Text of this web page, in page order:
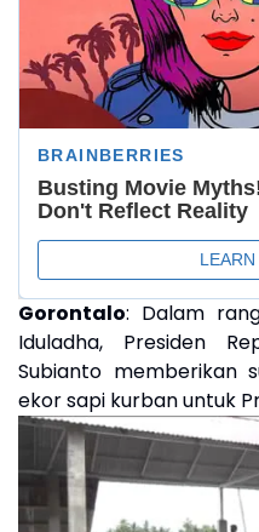
Gorontalo: Dalam
Iduladha, Presiden
Subianto memberikan
ekor sapi kurban untuk